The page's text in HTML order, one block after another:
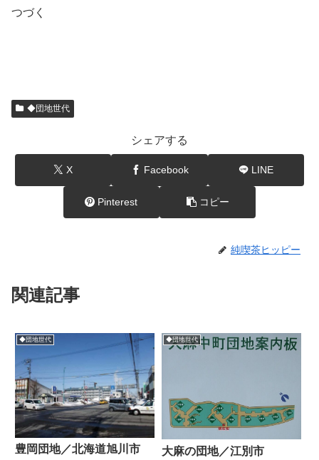
つづく
◆団地世代
シェアする
X Facebook LINE
Pinterest コピー
純喫茶ヒッピー
関連記事
◆団地世代
豊岡団地／北海道旭川市
◆団地世代
大麻の団地／江別市